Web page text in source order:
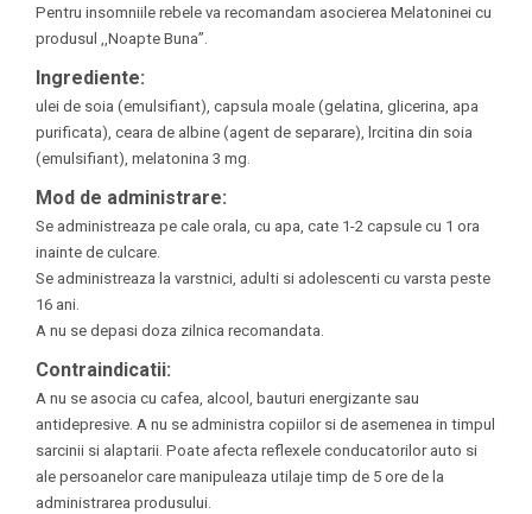
Pentru insomniile rebele va recomandam asocierea Melatoninei cu
produsul ,,Noapte Buna”.
Ingrediente:
ulei de soia (emulsifiant), capsula moale (gelatina, glicerina, apa
purificata), ceara de albine (agent de separare), lrcitina din soia
(emulsifiant), melatonina 3 mg.
Mod de administrare:
Se administreaza pe cale orala, cu apa, cate 1-2 capsule cu 1 ora
inainte de culcare.
Se administreaza la varstnici, adulti si adolescenti cu varsta peste
16 ani.
A nu se depasi doza zilnica recomandata.
Contraindicatii:
A nu se asocia cu cafea, alcool, bauturi energizante sau
antidepresive. A nu se administra copiilor si de asemenea in timpul
sarcinii si alaptarii. Poate afecta reflexele conducatorilor auto si
ale persoanelor care manipuleaza utilaje timp de 5 ore de la
administrarea produsului.